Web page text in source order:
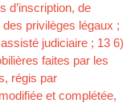
d’inscription, de
privilèges légaux ;
judiciaire ; 13 6)
faites par les
régis par
et complétée,